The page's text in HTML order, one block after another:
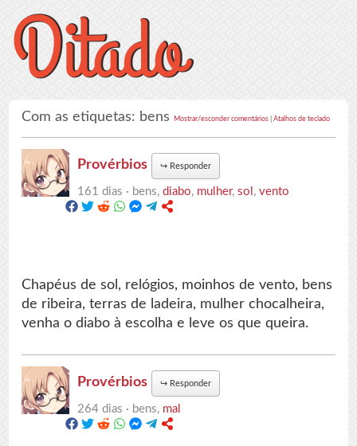
Com as etiquetas: bensMostrar/esconder comentários |Atalhos de teclado
Provérbios ↪ Responder
161 dias · bens,diabo, mulher,sol ,vento
Chapéus de sol, relógios, moinhos de vento, bens
de ribeira, terras de ladeira, mulher chocalheira,
venha o diabo à escolha e leve os que queira.
Provérbios ↪ Responder
264 dias · bens, mal